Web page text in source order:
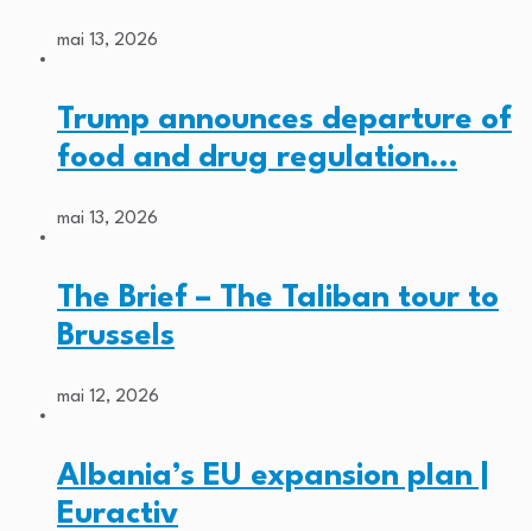
mai 13, 2026
Trump announces departure of
food and drug regulation…
mai 13, 2026
The Brief – The Taliban tour to
Brussels
mai 12, 2026
Albania’s EU expansion plan |
Euractiv